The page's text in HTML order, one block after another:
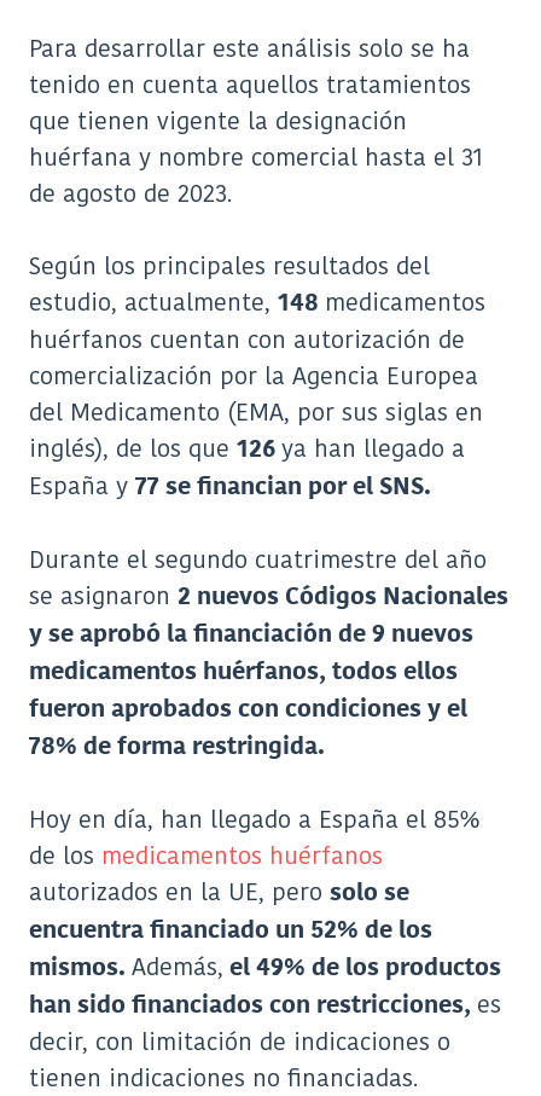
Para desarrollar este análisis solo se ha
tenido en cuenta aquellos tratamientos
que tienen vigente la designación
huérfana y nombre comercial hasta el 31
de agosto de 2023.
Según los principales resultados del
estudio, actualmente, 148 medicamentos
huérfanos cuentan con autorización de
comercialización por la Agencia Europea
del Medicamento (EMA, por sus siglas en
inglés), de los que 126ya han llegado a
España y 77 se financian por el SNS.
Durante el segundo cuatrimestre del año
se asignaron 2 nuevos Códigos Nacionales
yse aprobó la financiación de9 nuevos
medicamentos huérfanos, todos ellos
fueron aprobados con condiciones y el
78% de forma restringida.
Hoy en día, han llegado a España el 85%
de los medicamentos huérfanos
autorizados en la UE, pero solo se
encuentra financiado un 52% de los
mismos. Además, el 49% de los productos
han sido financiados con restricciones, es
decir, con limitación de indicaciones o
tienen indicaciones no financiadas.